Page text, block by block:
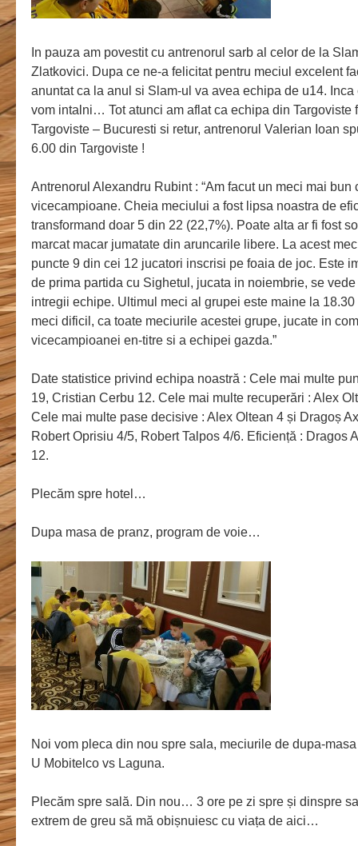
In pauza am povestit cu antrenorul sarb al celor de la
Zlatkovici. Dupa ce ne-a felicitat pentru meciul excelent
anuntat ca la anul si Slam-ul va avea echipa de u14.
vom intalni… Tot atunci am aflat ca echipa din Targoviste
Targoviste – Bucuresti si retur, antrenorul Valerian Ioan
6.00 din Targoviste !
Antrenorul Alexandru Rubint : “Am facut un meci mai
vicecampioane. Cheia meciului a fost lipsa noastra de
transformand doar 5 din 22 (22,7%). Poate alta ar fi fost
marcat macar jumatate din aruncarile libere. La acest
puncte 9 din cei 12 jucatori inscrisi pe foaia de joc. Este
de prima partida cu Sighetul, jucata in noiembrie, se
intregii echipe. Ultimul meci al grupei este maine la
meci dificil, ca toate meciurile acestei grupe, jucate in
vicecampioanei en-titre si a echipei gazda.”
Date statistice privind echipa noastră : Cele mai multe
19, Cristian Cerbu 12. Cele mai multe recuperări : Alex
Cele mai multe pase decisive : Alex Oltean 4 și Dragoș
Robert Oprisiu 4/5, Robert Talpos 4/6. Eficiență : Dragos
12.
Plecăm spre hotel…
Dupa masa de pranz, program de voie…
Noi vom pleca din nou spre sala, meciurile de dupa-
U Mobitelco vs Laguna.
Plecăm spre sală. Din nou… 3 ore pe zi spre și dinspre
extrem de greu să mă obișnuiesc cu viața de aici…